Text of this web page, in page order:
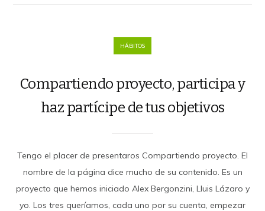
HÁBITOS
Compartiendo proyecto, participa y
haz partícipe de tus objetivos
Tengo el placer de presentaros Compartiendo proyecto. El
nombre de la página dice mucho de su contenido. Es un
proyecto que hemos iniciado Alex Bergonzini, Lluis Lázaro y
yo. Los tres queríamos, cada uno por su cuenta, empezar